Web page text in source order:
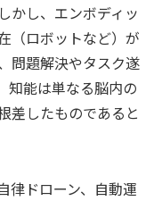
かし、エンボディッ
（ロボットなど）が
問題解決やタスク遂
知能は単なる脳内の
差したものであると
律ドローン、自動運